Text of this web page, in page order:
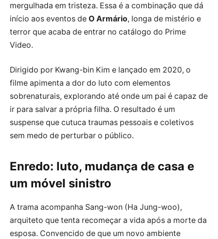
mergulhada em tristeza. Essa é a combinação que dá
início aos eventos de O Armário, longa de mistério e
terror que acaba de entrar no catálogo do Prime
Video.
Dirigido por Kwang-bin Kim e lançado em 2020, o
filme apimenta a dor do luto com elementos
sobrenaturais, explorando até onde um pai é capaz de
ir para salvar a própria filha. O resultado é um
suspense que cutuca traumas pessoais e coletivos
sem medo de perturbar o público.
Enredo: luto, mudança de casa e
um móvel sinistro
A trama acompanha Sang-won (Ha Jung-woo),
arquiteto que tenta recomeçar a vida após a morte da
esposa. Convencido de que um novo ambiente